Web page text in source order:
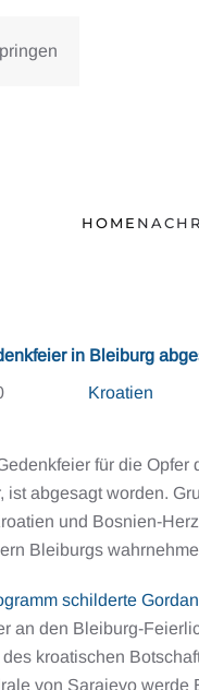
HOME
in Bleiburg
Kroatien
für die Opfer
ist abgesagt worden.
und Bosnien-
Bleiburgs
schilderte
an den Bleiburg-
kroatischen
von Sarajevo